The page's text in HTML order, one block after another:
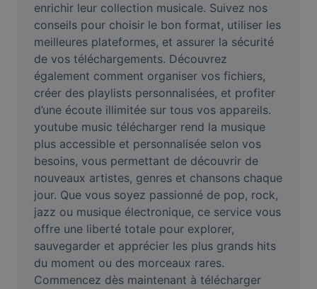
Éditeur de vidéos
Couper une vidéo
Ajouter des sous-titres à une vidéo
Convertisseur de vidéo
enrichir leur collection musicale. Suivez nos
conseils pour choisir le bon format, utiliser les
meilleures plateformes, et assurer la sécurité
de vos téléchargements. Découvrez
également comment organiser vos fichiers,
créer des playlists personnalisées, et profiter
d’une écoute illimitée sur tous vos appareils.
youtube music télécharger rend la musique
plus accessible et personnalisée selon vos
besoins, vous permettant de découvrir de
nouveaux artistes, genres et chansons chaque
jour. Que vous soyez passionné de pop, rock,
jazz ou musique électronique, ce service vous
offre une liberté totale pour explorer,
sauvegarder et apprécier les plus grands hits
du moment ou des morceaux rares.
Commencez dès maintenant à télécharger